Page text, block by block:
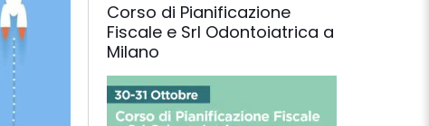
Corso di Pianificazione
Fiscale e Srl Odontoiatrica a
Milano